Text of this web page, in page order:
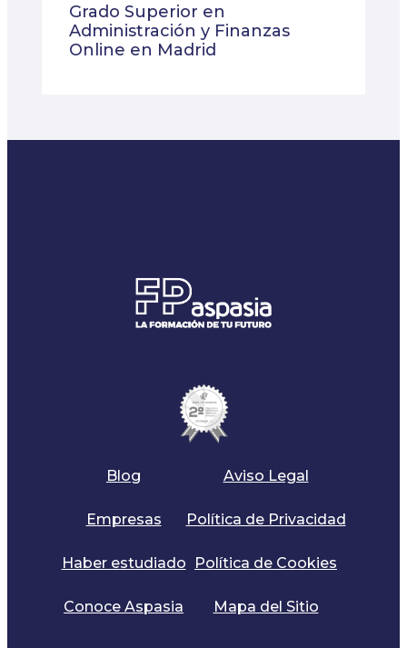
Grado Superior en
Administración y Finanzas
Online en Madrid
Blog
Empresas
Haber estudiado
Conoce Aspasia
Aviso Legal
Política de Privacidad
Política de Cookies
Mapa del Sitio